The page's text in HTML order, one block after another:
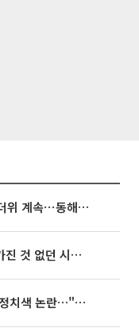
[내일 날씨] 폭염 한풀 꺾여도 무더위 계속⋯동해안 이틀 연속 비
임영웅, 어느덧 데뷔 10주년⋯"가진 것 없던 시절, 내 앞엔 20명의 팬뿐"
김희철, '뒤집힌 태극기' 지적 후 정치색 논란…"좌우 떠나 우리나라 국기"